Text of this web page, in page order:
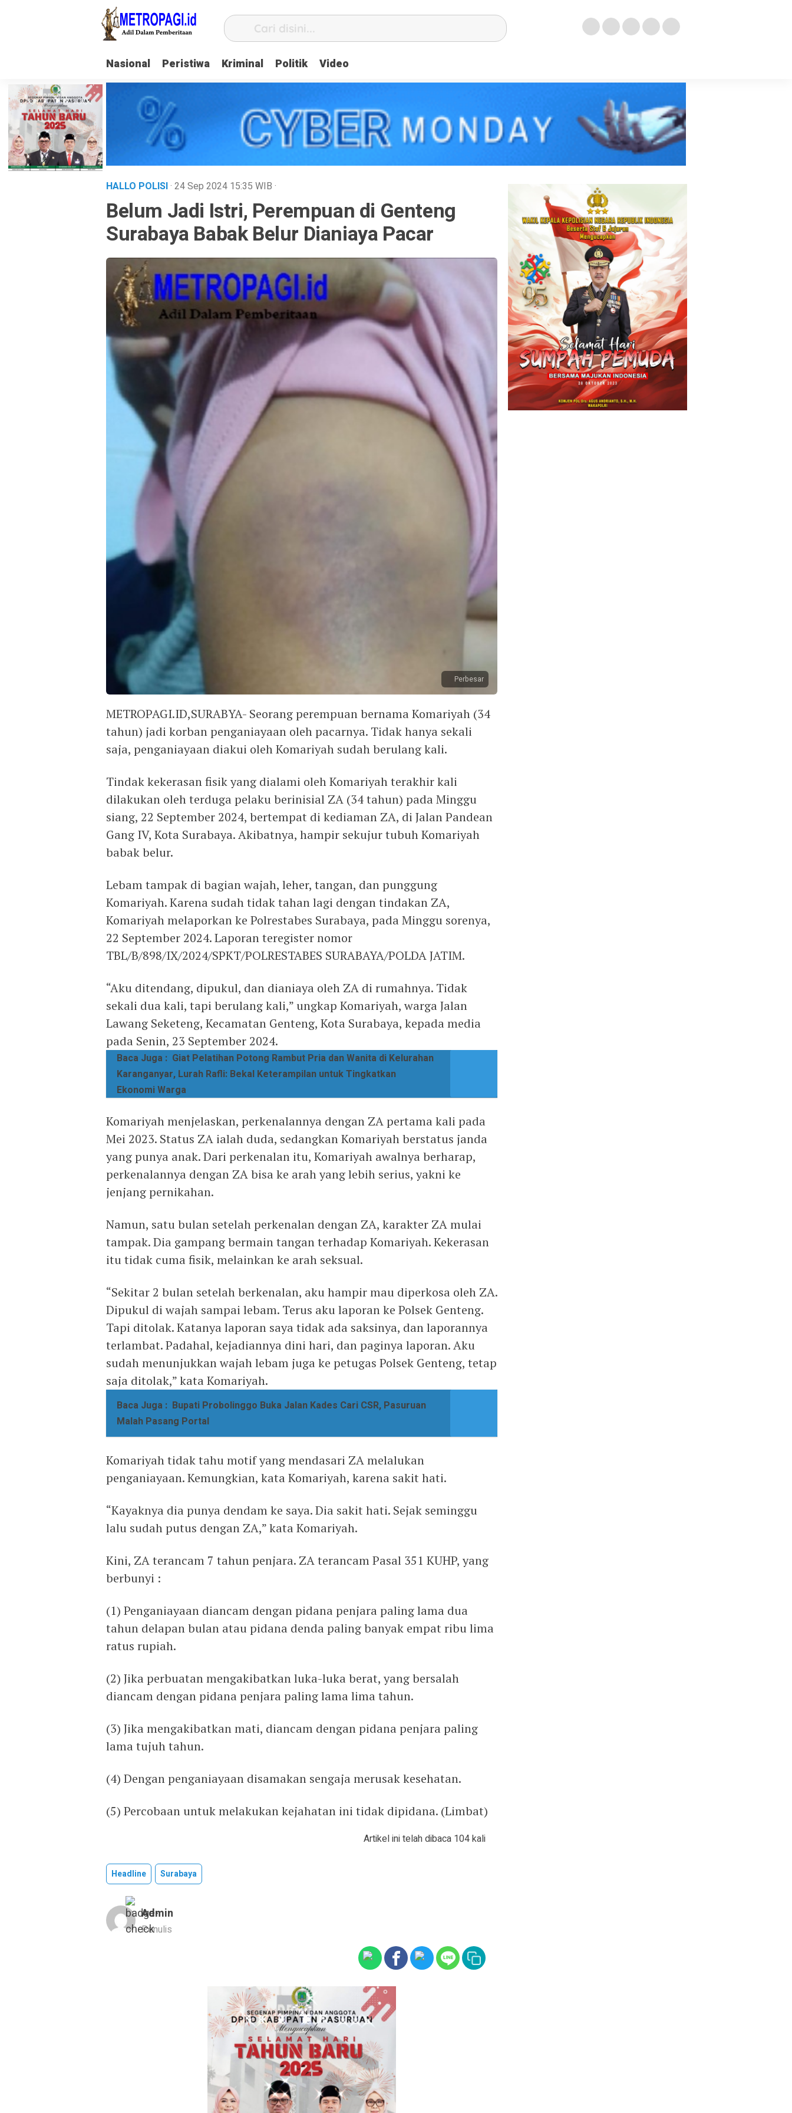
Nasional Peristiwa Kriminal Politik Video
HALLO POLISI· 24 Sep 2024 15:35 WIB ·
Belum Jadi Istri, Perempuan di Genteng
Surabaya Babak Belur Dianiaya Pacar
Perbesar
METROPAGI.ID,SURABYA- Seorang perempuan bernama Komariyah (34
tahun) jadi korban penganiayaan oleh pacarnya. Tidak hanya sekali
saja, penganiayaan diakui oleh Komariyah sudah berulang kali.
Tindak kekerasan fisik yang dialami oleh Komariyah terakhir kali
dilakukan oleh terduga pelaku berinisial ZA (34 tahun) pada Minggu
siang, 22 September 2024, bertempat di kediaman ZA, di Jalan Pandean
Gang IV, Kota Surabaya. Akibatnya, hampir sekujur tubuh Komariyah
babak belur.
Lebam tampak di bagian wajah, leher, tangan, dan punggung
Komariyah. Karena sudah tidak tahan lagi dengan tindakan ZA,
Komariyah melaporkan ke Polrestabes Surabaya, pada Minggu sorenya,
22 September 2024. Laporan teregister nomor
TBL/B/898/IX/2024/SPKT/POLRESTABES SURABAYA/POLDA JATIM.
“Aku ditendang, dipukul, dan dianiaya oleh ZA di rumahnya. Tidak
sekali dua kali, tapi berulang kali,” ungkap Komariyah, warga Jalan
Lawang Seketeng, Kecamatan Genteng, Kota Surabaya, kepada media
pada Senin, 23 September 2024.
Baca Juga : Giat Pelatihan Potong Rambut Pria dan Wanita di Kelurahan
Karanganyar, Lurah Rafli: Bekal Keterampilan untuk Tingkatkan
Ekonomi Warga
Komariyah menjelaskan, perkenalannya dengan ZA pertama kali pada
Mei 2023. Status ZA ialah duda, sedangkan Komariyah berstatus janda
yang punya anak. Dari perkenalan itu, Komariyah awalnya berharap,
perkenalannya dengan ZA bisa ke arah yang lebih serius, yakni ke
jenjang pernikahan.
Namun, satu bulan setelah perkenalan dengan ZA, karakter ZA mulai
tampak. Dia gampang bermain tangan terhadap Komariyah. Kekerasan
itu tidak cuma fisik, melainkan ke arah seksual.
“Sekitar 2 bulan setelah berkenalan, aku hampir mau diperkosa oleh ZA.
Dipukul di wajah sampai lebam. Terus aku laporan ke Polsek Genteng.
Tapi ditolak. Katanya laporan saya tidak ada saksinya, dan laporannya
terlambat. Padahal, kejadiannya dini hari, dan paginya laporan. Aku
sudah menunjukkan wajah lebam juga ke petugas Polsek Genteng, tetap
saja ditolak,” kata Komariyah.
Baca Juga : Bupati Probolinggo Buka Jalan Kades Cari CSR, Pasuruan
Malah Pasang Portal
Komariyah tidak tahu motif yang mendasari ZA melalukan
penganiayaan. Kemungkian, kata Komariyah, karena sakit hati.
“Kayaknya dia punya dendam ke saya. Dia sakit hati. Sejak seminggu
lalu sudah putus dengan ZA,” kata Komariyah.
Kini, ZA terancam 7 tahun penjara. ZA terancam Pasal 351 KUHP, yang
berbunyi :
(1) Penganiayaan diancam dengan pidana penjara paling lama dua
tahun delapan bulan atau pidana denda paling banyak empat ribu lima
ratus rupiah.
(2) Jika perbuatan mengakibatkan luka-luka berat, yang bersalah
diancam dengan pidana penjara paling lama lima tahun.
(3) Jika mengakibatkan mati, diancam dengan pidana penjara paling
lama tujuh tahun.
(4) Dengan penganiayaan disamakan sengaja merusak kesehatan.
(5) Percobaan untuk melakukan kejahatan ini tidak dipidana. (Limbat)
Artikel ini telah dibaca 104 kali
Headline Surabaya
Admin
Penulis